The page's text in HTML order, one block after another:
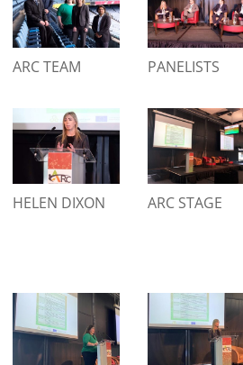
ARC TEAM PANELISTS
HELEN DIXON ARC STAGE